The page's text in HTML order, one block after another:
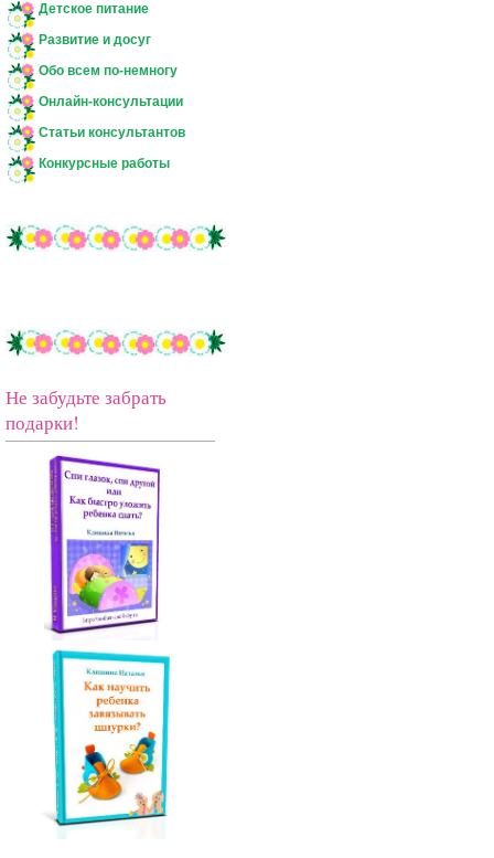
Детское питание
Развитие и досуг
Обо всем по-немногу
Онлайн-консультации
Статьи консультантов
Конкурсные работы
Не забудьте забрать
подарки!